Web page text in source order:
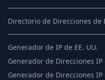
Directorio de Direcciones de
Generador de IP de EE. UU.
Generador de Direcciones IP
Generador de Direcciones